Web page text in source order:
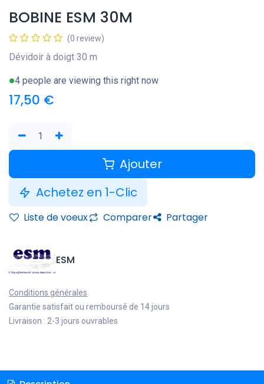
BOBINE ESM 30M
(0 review)
Dévidoir à doigt 30 m
4 people are viewing this right now
17,50 €
Ajouter
Achetez en 1-Clic
Liste de voeux Comparer Partager
ESM
Conditions générales
Garantie satisfait ou remboursé de 14 jours
Livraison : 2-3 jours ouvrables